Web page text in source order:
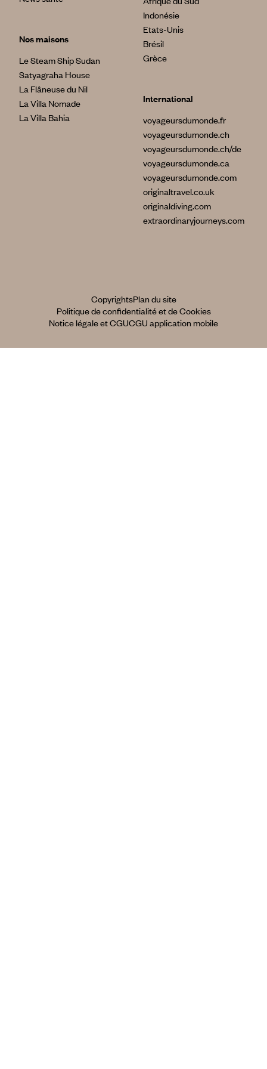
Nos maisons
Le Steam Ship Sudan
Satyagraha House
La Flâneuse du Nil
La Villa Nomade
La Villa Bahia
Indonésie
Etats-Unis
Brésil
Grèce
International
voyageursdumonde.fr
voyageursdumonde.ch
voyageursdumonde.ch/de
voyageursdumonde.ca
voyageursdumonde.com
originaltravel.co.uk
originaldiving.com
extraordinaryjourneys.com
CopyrightsPlan du site
Politique de confidentialité et de Cookies
Notice légale et CGUCGU application mobile